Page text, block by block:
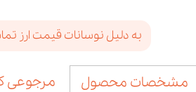
به دلیل نوسانات قیمت ارز
مشخصات محصول مرجوعی